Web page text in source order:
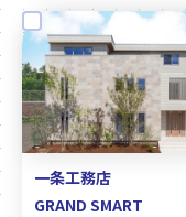
一条工務店
GRAND SMART